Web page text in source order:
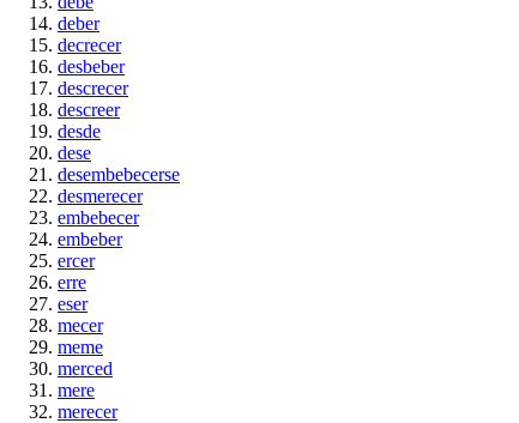
deber
decrecer
desbeber
descrecer
descreer
desde
dese
desembebecerse
desmerecer
embebecer
embeber
ercer
erre
eser
mecer
meme
merced
mere
merecer